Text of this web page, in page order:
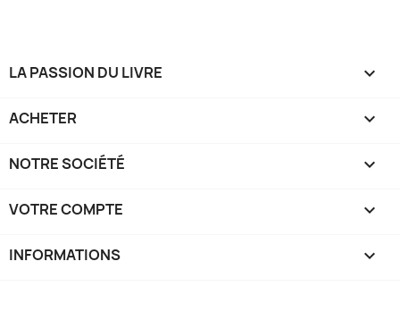
LA PASSION DU LIVRE 
ACHETER 
NOTRE SOCIÉTÉ 
VOTRE COMPTE 
INFORMATIONS keyboard_arrow_down